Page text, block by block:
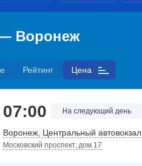
— Воронеж
Рейтинг Цена
07:00 На следующий день
Воронеж, Центральный автовокзал
Московский проспект, дом 17